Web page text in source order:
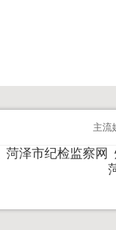
主流
菏泽市纪检监察网